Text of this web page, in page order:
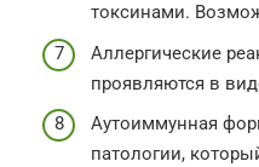
токсинами.
Аллергические
проявляются в
Аутоиммунная
патологии,